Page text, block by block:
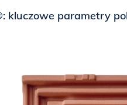
kluczowe parametry